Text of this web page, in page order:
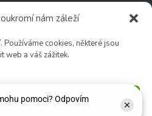
nám záleží
Používáme cookies, některé jsou
web a váš zážitek.